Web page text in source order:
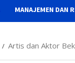
MANAJEMEN DAN
Artis dan Aktor